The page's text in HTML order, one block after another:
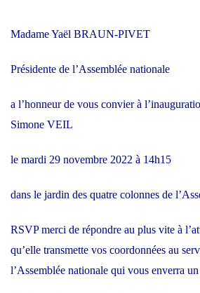
Madame Yaël BRAUN-PIVET
Présidente de l’Assemblée nationale
a l’honneur de vous convier à
Simone VEIL
le mardi 29 novembre 2022 à 14h15
dans le jardin des quatre colonnes de
RSVP merci de répondre au plus vite à
qu’elle transmette vos coordonnées au
l’Assemblée nationale qui vous enverra